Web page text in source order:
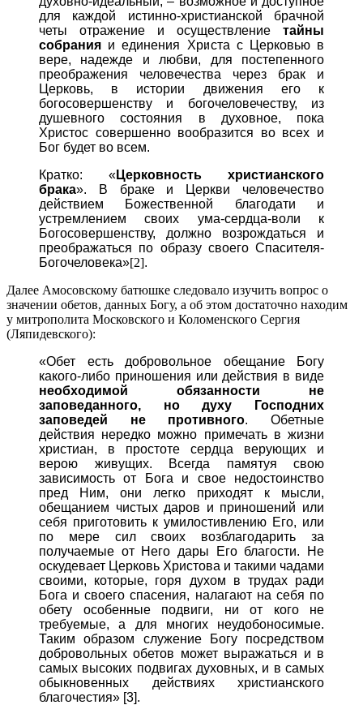
для каждой истинно-христианской брачной
четы отражение и осуществление тайны
собрания и единения Христа с Церковью в
вере, надежде и любви, для постепенного
преображения человечества через брак и
Церковь, в истории движения его к
богосовершенству и богочеловечеству, из
душевного состояния в духовное, пока
Христос совершенно вообразится во всех и
Бог будет во всем.
Кратко: «Церковность христианского
брака». В браке и Церкви человечество
действием Божественной благодати и
устремлением своих ума-сердца-воли к
Богосовершенству, должно возрождаться и
преображаться по образу своего Спасителя-
Богочеловека»[2].
Далее Амосовскому батюшке следовало изучить вопрос о
значении обетов, данных Богу, а об этом достаточно находим
у митрополита Московского и Коломенского Сергия
(Ляпидевского):
«Обет есть добровольное обещание Богу
какого-либо приношения или действия в виде
необходимой обязанности не
заповеданного, но духу Господних
заповедей не противного. Обетные
действия нередко можно примечать в жизни
христиан, в простоте сердца верующих и
верою живущих. Всегда памятуя свою
зависимость от Бога и свое недостоинство
пред Ним, они легко приходят к мысли,
обещанием чистых даров и приношений или
себя приготовить к умилостивлению Его, или
по мере сил своих возблагодарить за
получаемые от Него дары Его благости. Не
оскудевает Церковь Христова и такими чадами
своими, которые, горя духом в трудах ради
Бога и своего спасения, налагают на себя по
обету особенные подвиги, ни от кого не
требуемые, а для многих неудобоносимые.
Таким образом служение Богу посредством
добровольных обетов может выражаться и в
самых высоких подвигах духовных, и в самых
обыкновенных действиях христианского
благочестия» [3].